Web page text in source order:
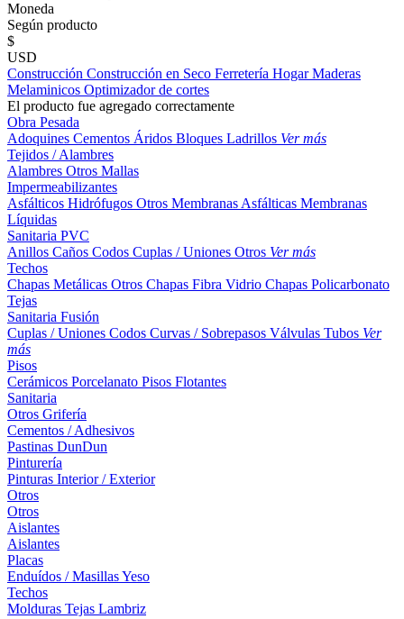
Moneda
Según producto
$
USD
Construcción Construcción en Seco Ferretería HogarMaderas
Melaminicos Optimizador de cortes
El producto fue agregado correctamente
Obra Pesada
Adoquines Cementos Áridos Bloques Ladrillos Ver más
Tejidos / Alambres
Alambres Otros Mallas
Impermeabilizantes
Asfálticos Hidrófugos Otros Membranas Asfálticas Membranas
Líquidas
Sanitaria PVC
Anillos Caños Codos Cuplas / Uniones Otros Ver más
Techos
Chapas Metálicas Otros Chapas Fibra Vidrio Chapas Policarbonato
Tejas
Sanitaria Fusión
Cuplas / Uniones Codos Curvas / Sobrepasos Válvulas Tubos Ver
más
Pisos
Cerámicos Porcelanato Pisos Flotantes
Sanitaria
Otros Grifería
Cementos / Adhesivos
Pastinas DunDun
Pinturería
Pinturas Interior / Exterior
Otros
Otros
Aislantes
Aislantes
Placas
Enduídos / MasillasYeso
Techos
Molduras Tejas Lambriz